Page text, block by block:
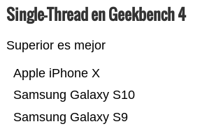
Single-Thread en Geekbench 4
Superior es mejor
Samsung Galaxy S9
Samsung Galaxy S10
Apple iPhone X